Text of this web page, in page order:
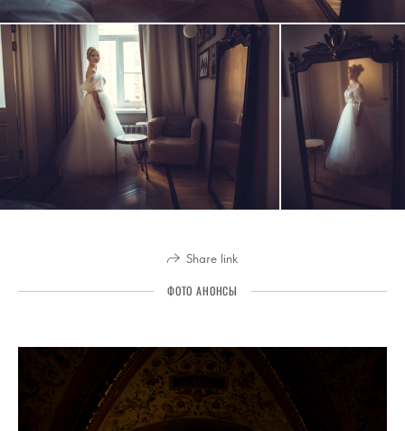
Share link
ФОТО АНОНСЫ